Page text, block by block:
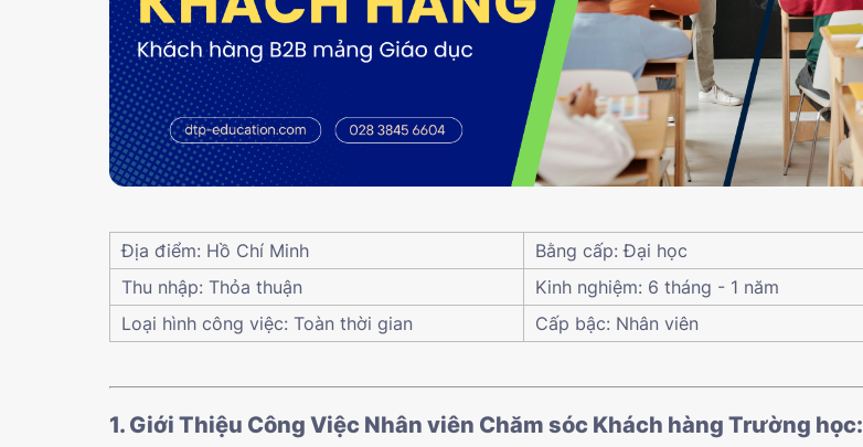
Địa điểm: Hồ Chí Minh
Bằng cấp: Đại học
Thu nhập: Thỏa thuận
Kinh nghiệm: 6 tháng - 1 năm
Loại hình công việc: Toàn thời gian
Cấp bậc: Nhân viên
1. Giới Thiệu Công Việc Nhân viên Chăm sóc Khách hàng Trường học: